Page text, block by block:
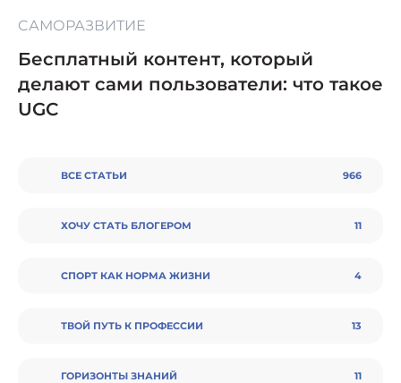
CАМОРАЗВИТИЕ
Бесплатный контент, который
делают сами пользователи: что такое
UGC
ВСЕ СТАТЬИ 966
ХОЧУ СТАТЬ БЛОГЕРОМ 11
СПОРТ КАК НОРМА ЖИЗНИ 4
ТВОЙ ПУТЬ К ПРОФЕССИИ 13
ГОРИЗОНТЫ ЗНАНИЙ 11